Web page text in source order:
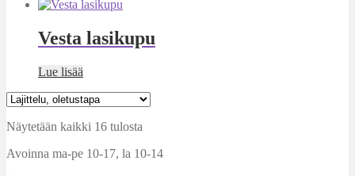
Vesta lasikupu
Lue lisää
Näytetään kaikki 16 tulosta
Avoinna ma-pe 10-17, la 10-14